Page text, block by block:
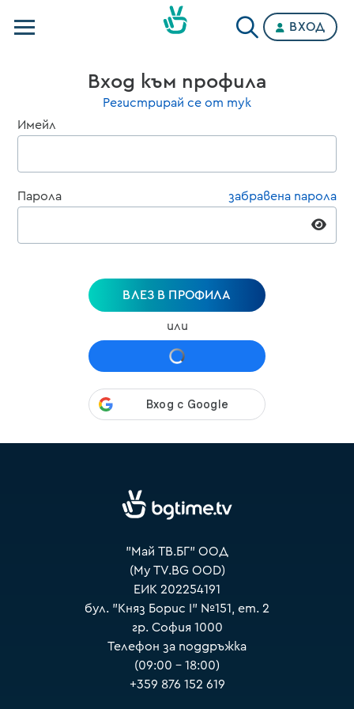
Категории
ВХОД
Вход към профила
Регистрирай се от тук
Имейл
Парола забравена парола
ВЛЕЗ В ПРОФИЛА
или
"Май ТВ.БГ" ООД
(My TV.BG OOD)
ЕИК 202254191
бул. "Княз Борис I" №151, ет. 2
гр. София 1000
Телефон за поддръжка
(09:00 – 18:00)
+359 876 152 619